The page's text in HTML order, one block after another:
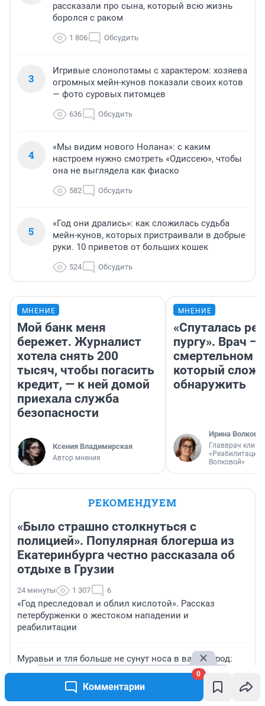
Комментарии
0
рассказали про сына, который всю жизнь
боролся с раком
1 806 Обсудить
3
Игривые слонопотамы с характером: хозяева
огромных мейн-кунов показали своих котов
— фото суровых питомцев
636 Обсудить
4
«Мы видим нового Нолана»: с каким
настроем нужно смотреть «Одиссею», чтобы
она не выглядела как фиаско
582 Обсудить
5
«Год они дрались»: как сложилась судьба
мейн-кунов, которых пристраивали в добрые
руки. 10 приветов от больших кошек
524 Обсудить
МНЕНИЕ
Мой банк меня
бережет. Журналист
хотела снять 200
тысяч, чтобы погасить
кредит, — к ней домой
приехала служба
безопасности
Ксения Владимирская
Автор мнения
МНЕНИЕ
«Спуталась
пургу». Врач —
смертельном
который
обнаружить
Ирина Волкова
Главврач
«Реабилитация
Волковой»
РЕКОМЕНДУЕМ
«Было страшно столкнуться с
полицией». Популярная блогерша из
Екатеринбурга честно рассказала об
отдыхе в Грузии
24 минуты 1 307 6
«Год преследовал и облил кислотой». Рассказ
петербурженки о жестоком нападении и
реабилитации
Муравьи и тля больше не сунут носа в ваш огород:
народные способы борьбы с вредителями без химии
«Девчонки, вы испытываете судьбу»: что творится в